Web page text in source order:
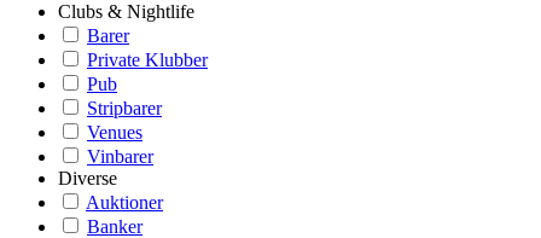
Clubs & Nightlife
Barer
Private Klubber
Pub
Stripbarer
Venues
Vinbarer
Diverse
Auktioner
Banker